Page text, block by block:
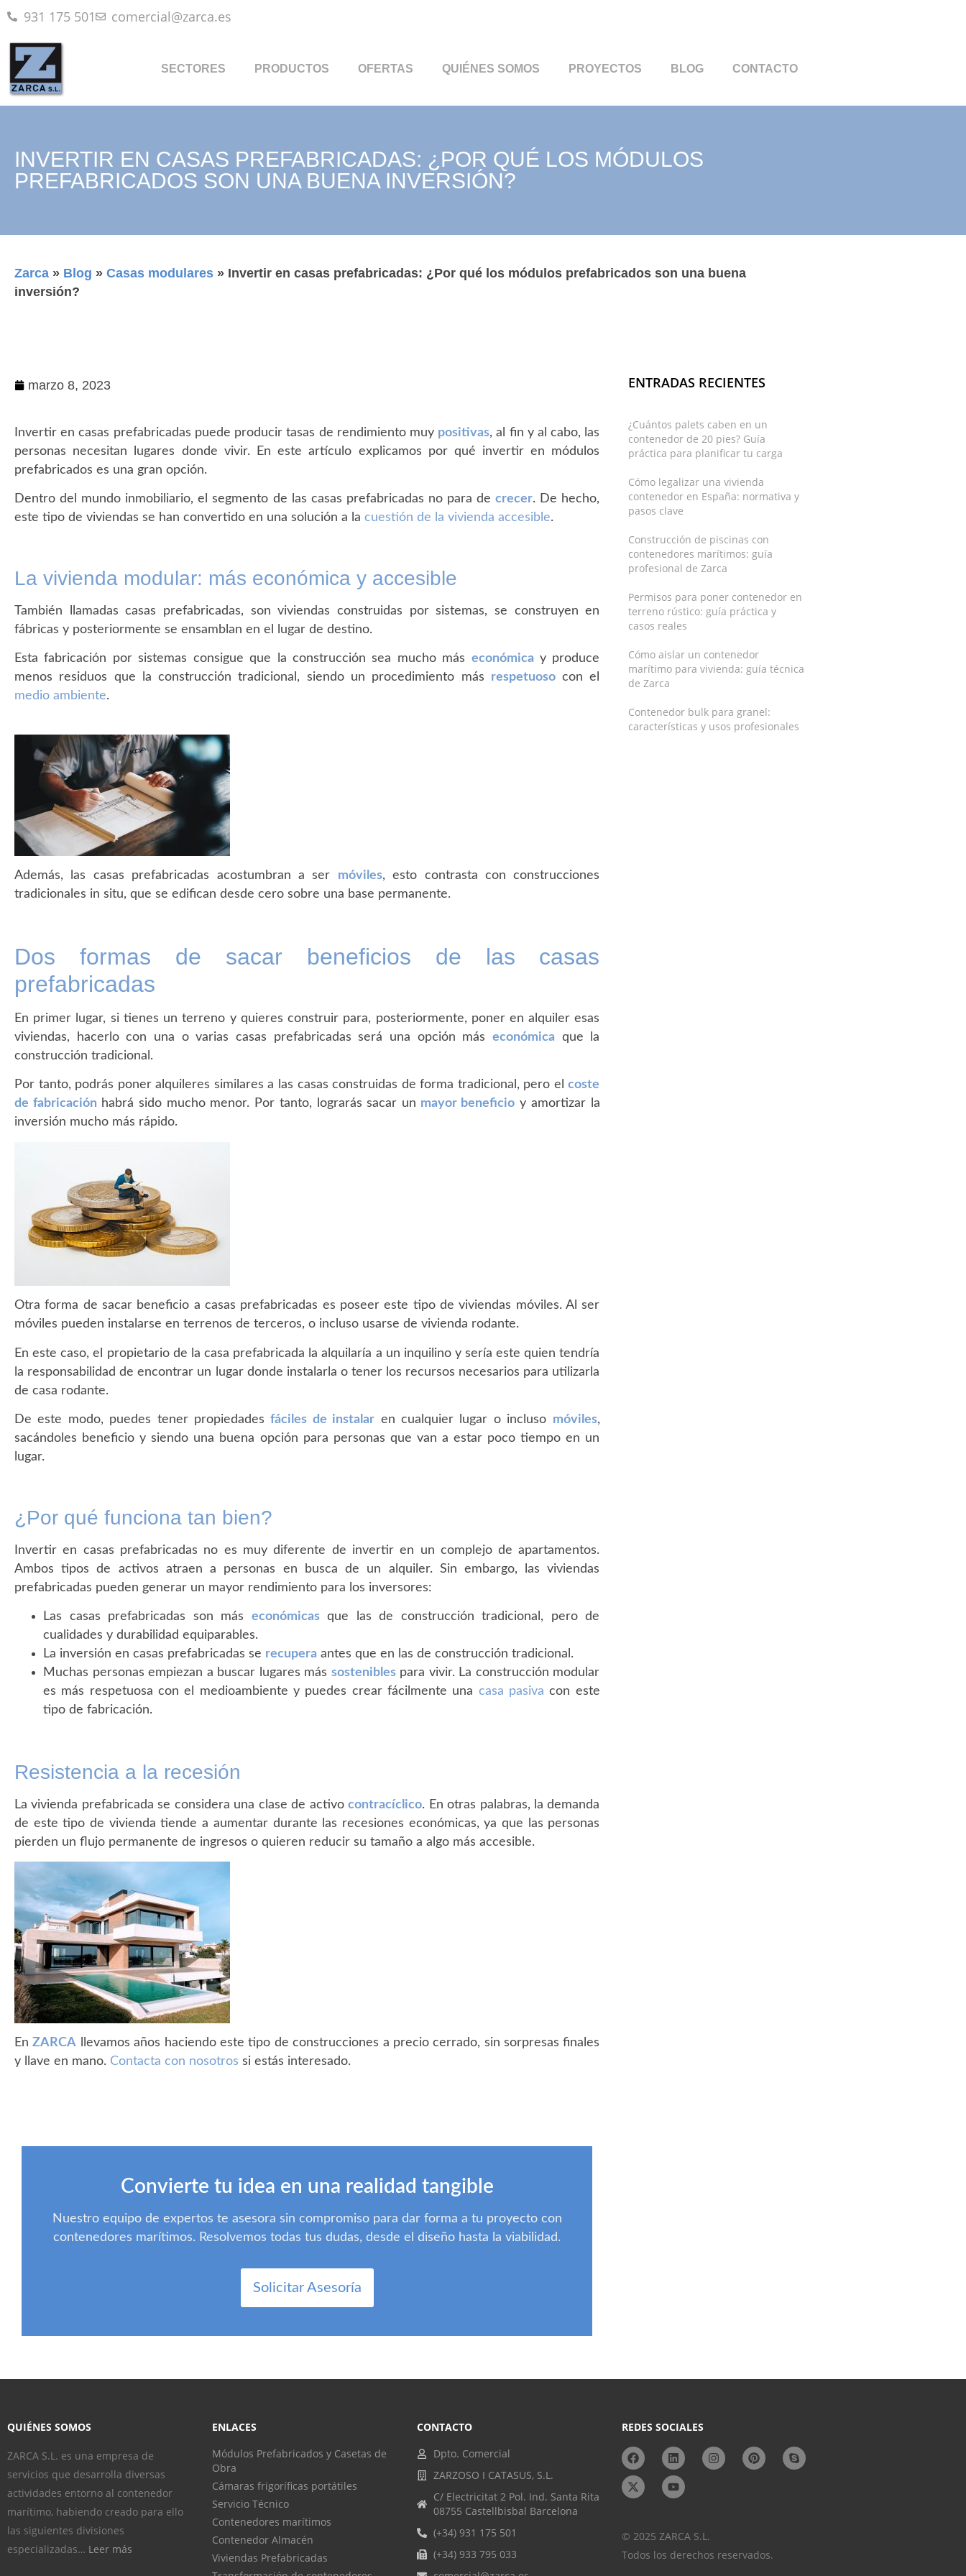
931 175 501 comercial@zarca.es
SECTORES PRODUCTOS OFERTAS QUIÉNES SOMOS PROYECTOS BLOG CONTACTO
INVERTIR EN CASAS PREFABRICADAS: ¿POR QUÉ LOS MÓDULOS
PREFABRICADOS SON UNA BUENA INVERSIÓN?
Zarca » Blog » Casas modulares » Invertir en casas prefabricadas: ¿Por qué los módulos prefabricados son una buena
inversión?
marzo 8, 2023
Invertir en casas prefabricadas puede producir tasas de rendimiento muy positivas, al fin y al cabo, las
personas necesitan lugares donde vivir. En este artículo explicamos por qué invertir en módulos
prefabricados es una gran opción.
Dentro del mundo inmobiliario, el segmento de las casas prefabricadas no para decrecer. De hecho,
este tipo de viviendas se han convertido en una solución a la cuestión de la vivienda accesible.
La vivienda modular: más económica y accesible
También llamadas casas prefabricadas, son viviendas construidas por sistemas, se construyen en
fábricas y posteriormente se ensamblan en el lugar de destino.
Esta fabricación por sistemas consigue que la construcción sea mucho más económica y produce
menos residuos que la construcción tradicional, siendo un procedimiento más respetuosocon el
medio ambiente.
Además, las casas prefabricadas acostumbran a ser móviles, esto contrasta con construcciones
tradicionales in situ, que se edifican desde cero sobre una base permanente.
Dos formas de sacar beneficios de las casas
prefabricadas
En primer lugar, si tienes un terreno y quieres construir para, posteriormente, poner en alquiler esas
viviendas, hacerlo con una o varias casas prefabricadas será una opción máseconómica que la
construcción tradicional.
Por tanto, podrás poner alquileres similares a las casas construidas de forma tradicional, pero elcoste
de fabricación habrá sido mucho menor. Por tanto, lograrás sacar un mayor beneficio y amortizar la
inversión mucho más rápido.
Otra forma de sacar beneficio a casas prefabricadas es poseer este tipo de viviendas móviles. Al ser
móviles pueden instalarse en terrenos de terceros, o incluso usarse de vivienda rodante.
En este caso, el propietario de la casa prefabricada la alquilaría a un inquilino y sería este quien tendría
la responsabilidad de encontrar un lugar donde instalarla o tener los recursos necesarios para utilizarla
de casa rodante.
De este modo, puedes tener propiedadesfáciles de instalar en cualquier lugar o incluso móviles,
sacándoles beneficio y siendo una buena opción para personas que van a estar poco tiempo en un
lugar.
¿Por qué funciona tan bien?
Invertir en casas prefabricadas no es muy diferente de invertir en un complejo de apartamentos.
Ambos tipos de activos atraen a personas en busca de un alquiler. Sin embargo, las viviendas
prefabricadas pueden generar un mayor rendimiento para los inversores:
Las casas prefabricadas son más económicasque las de construcción tradicional, pero de
cualidades y durabilidad equiparables.
La inversión en casas prefabricadas se recupera antes que en las de construcción tradicional.
Muchas personas empiezan a buscar lugares más sosteniblespara vivir. La construcción modular
es más respetuosa con el medioambiente y puedes crear fácilmente una casa pasiva con este
tipo de fabricación.
Resistencia a la recesión
La vivienda prefabricada se considera una clase de activocontracíclico. En otras palabras, la demanda
de este tipo de vivienda tiende a aumentar durante las recesiones económicas, ya que las personas
pierden un flujo permanente de ingresos o quieren reducir su tamaño a algo más accesible.
EnZARCA llevamos años haciendo este tipo de construcciones a precio cerrado, sin sorpresas finales
y llave en mano. Contacta con nosotros si estás interesado.
Convierte tu idea en una realidad tangible
Nuestro equipo de expertos te asesora sin compromiso para dar forma a tu proyecto con
contenedores marítimos. Resolvemos todas tus dudas, desde el diseño hasta la viabilidad.
Solicitar Asesoría
ENTRADAS RECIENTES
¿Cuántos palets caben en un
contenedor de 20 pies? Guía
práctica para planificar tu carga
Cómo legalizar una vivienda
contenedor en España: normativa y
pasos clave
Construcción de piscinas con
contenedores marítimos: guía
profesional de Zarca
Permisos para poner contenedor en
terreno rústico: guía práctica y
casos reales
Cómo aislar un contenedor
marítimo para vivienda: guía técnica
de Zarca
Contenedor bulk para granel:
características y usos profesionales
QUIÉNES SOMOS
ZARCA S.L. es una empresa de
servicios que desarrolla diversas
actividades entorno al contenedor
marítimo, habiendo creado para ello
las siguientes divisiones
especializadas… Leer más
ENLACES
Módulos Prefabricados y Casetas de
Obra
Cámaras frigoríficas portátiles
Servicio Técnico
Contenedores marítimos
Contenedor Almacén
Viviendas Prefabricadas
CONTACTO
Dpto. Comercial
ZARZOSO I CATASUS, S.L.
C/ Electricitat 2 Pol. Ind. Santa Rita
08755 Castellbisbal Barcelona
(+34) 931 175 501
(+34) 933 795 033
REDES SOCIALES
© 2025 ZARCA S.L.
Todos los derechos reservados.